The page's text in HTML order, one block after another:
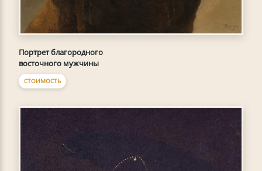
Портрет благородного
восточного мужчины
СТОИМОСТЬ